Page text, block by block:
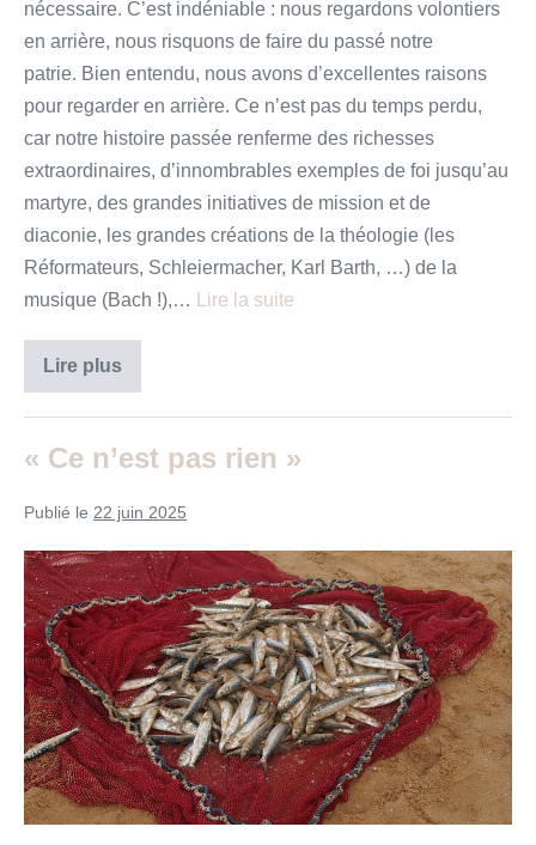
nécessaire. C’est indéniable : nous regardons volontiers
en arrière, nous risquons de faire du passé notre
patrie. Bien entendu, nous avons d’excellentes raisons
pour regarder en arrière. Ce n’est pas du temps perdu,
car notre histoire passée renferme des richesses
extraordinaires, d’innombrables exemples de foi jusqu’au
martyre, des grandes initiatives de mission et de
diaconie, les grandes créations de la théologie (les
Réformateurs, Schleiermacher, Karl Barth, …) de la
musique (Bach !),…
Lire la suite
Lire plus« Suivre
qui
»
« Ce n’est pas rien »
Publié le 22 juin 2025
« Ce
n’est
pas
rien »